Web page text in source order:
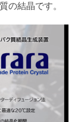
の結晶です。